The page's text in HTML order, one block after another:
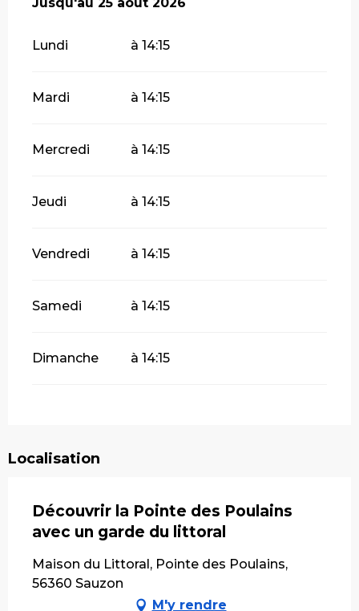
Lundi à 14:15
Mardi à 14:15
Mercredi à 14:15
Jeudi à 14:15
Vendredi à 14:15
Samedi à 14:15
Dimanche à 14:15
Localisation
Découvrir la Pointe des Poulains
avec un garde du littoral
Maison du Littoral, Pointe des Poulains,
56360 Sauzon
M'y rendre